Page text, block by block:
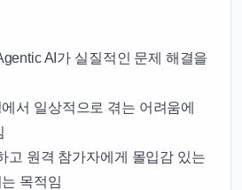
AI가 실질적인 문제 해결을
서 일상적으로 겪는 어려움에
고 원격 참가자에게 몰입감 있는
목적임